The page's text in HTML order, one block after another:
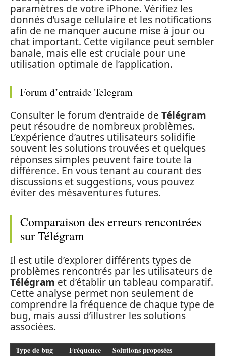
paramètres de votre iPhone. Vérifiez les
donnés d’usage cellulaire et les notifications
afin de ne manquer aucune mise à jour ou
chat important. Cette vigilance peut sembler
banale, mais elle est cruciale pour une
utilisation optimale de l’application.
Forum d’entraide Telegram
Consulter le forum d’entraide de Télégram
peut résoudre de nombreux problèmes.
L’expérience d’autres utilisateurs solidifie
souvent les solutions trouvées et quelques
réponses simples peuvent faire toute la
différence. En vous tenant au courant des
discussions et suggestions, vous pouvez
éviter des mésaventures futures.
Comparaison des erreurs rencontrées
sur Télégram
Il est utile d’explorer différents types de
problèmes rencontrés par les utilisateurs de
Télégram et d’établir un tableau comparatif.
Cette analyse permet non seulement de
comprendre la fréquence de chaque type de
bug, mais aussi d’illustrer les solutions
associées.
Type de bug Fréquence Solutions proposées